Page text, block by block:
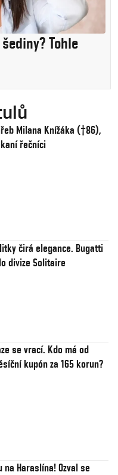
Tohle
Milana Knížáka (†86),
řečníci
čirá elegance. Bugatti
divize Solitaire
se vrací. Kdo má od
kupón za 165 korun?
Haraslína! Ozval se